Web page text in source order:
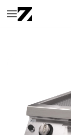
Saltar al
contenido